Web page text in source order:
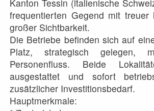
Kanton Tessin (italienische
frequentierten Gegend mit treuer
großer Sichtbarkeit.
Die Betriebe befinden sich auf
Platz, strategisch gelegen,
Personenfluss. Beide
ausgestattet und sofort
zusätzlicher Investitionsbedarf.
Hauptmerkmale: